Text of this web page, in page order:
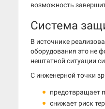
возможность
Система
В источнике
оборудования это не
нештатной ситуации
С инженерной точки
предотвращает
снижает риск